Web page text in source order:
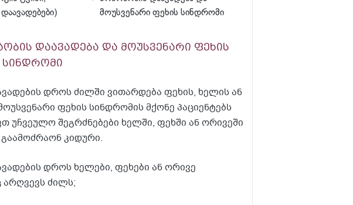
მოუსვენარი ფეხის სინდრომი
დაავადება და მოუსვენარი ფეხის
სინდრომი
დროს ძილში ვითარდება ფეხის, ხელის ან
ფეხის სინდრომის მქონე პაციენტებს
უჩვეულო შეგრძნებები ხელში, ფეხში ან ორივეში
კიდური.
დროს ხელები, ფეხები ან ორივე
არღვევს ძილს;